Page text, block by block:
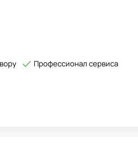
Профессионал сервиса